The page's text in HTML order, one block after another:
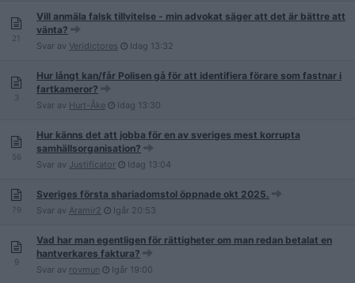
21
Vill anmäla falsk tillvitelse - min advokat säger att det är bättre att
vänta?
Svar av Veridictores Idag 13:32
3
Hur långt kan/får Polisen gå för att identifiera förare som fastnar i
fartkameror?
Svar av Hurt-Åke Idag 13:30
56
Hur känns det att jobba för en av sveriges mest korrupta
samhällsorganisation?
Svar av Justificator Idag 13:04
79
Sveriges första shariadomstol öppnade okt 2025.
Svar av Aramir2 Igår 20:53
9
Vad har man egentligen för rättigheter om man redan betalat en
hantverkares faktura?
Svar av rovmun Igår 19:00